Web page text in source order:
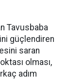
Tavusbaba
güçlendiren
saran
olması,
adım